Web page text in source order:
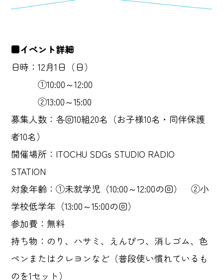
■イベント詳細
日時：12月1日（日）
①10:00～12:00
②13:00～15:00
募集人数：各回10組20名（お子様10名・同伴保護
者10名）
開催場所：ITOCHU SDGs STUDIO RADIO
STATION
対象年齢：①未就学児（10:00～12:00の回） ②小
学校低学年（13:00～15:00の回）
参加費：無料
持ち物：のり、ハサミ、えんぴつ、消しゴム、色
ペンまたはクレヨンなど（普段使い慣れているも
のを1セット）